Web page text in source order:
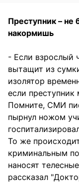
Преступник – не
накормишь
- Если взрослый
вытащит из
изолятор
если преступник
Помните, СМИ
пырнул ножом
То же
криминальным
наносят
рассказал